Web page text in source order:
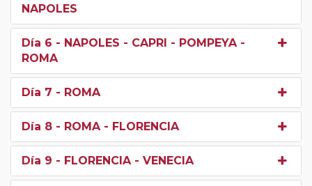
NAPOLES
Día 6 - NAPOLES - CAPRI - POMPEYA -
ROMA
Día 7 - ROMA
Día 8 - ROMA - FLORENCIA
Día 9 - FLORENCIA - VENECIA